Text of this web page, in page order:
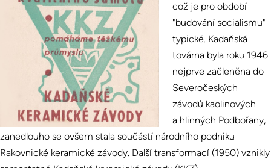
což je pro období
"budování socialismu"
typické. Kadaňská
továrna byla roku 1946
nejprve začleněna do
Severočeských
závodů kaolinových
a hlinných Podbořany,
zanedlouho se ovšem stala součástí národního podniku
Rakovnické keramické závody. Další transformací (1950) vznikly